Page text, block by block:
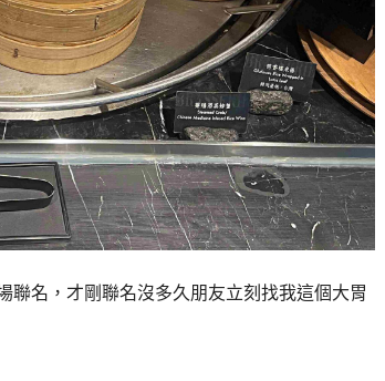
聯名，才剛聯名沒多久朋友立刻找我這個大胃